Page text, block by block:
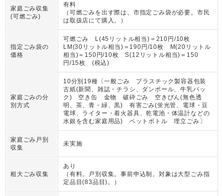
家庭ごみ収集
(可燃ごみ)
有料
（ 可燃ごみを出す際は、市指定ごみ袋が必要。市民
は取扱店にて購入。
）
指定ごみ袋の
価格
可燃ごみ L(45リットル相当)＝210円/10枚
LM(30リットル相当)＝190円/10枚 M(20リットル
相当)＝150円/10枚 S(12リットル相当)＝150
円/15枚 (税込)
家庭ごみの分
別方式
10分別19種〔一般ごみ プラスチック製容器包装
古紙(新聞、雑誌・チラシ、ダンボール、牛乳パッ
ク) 空き缶 金物 破砕ごみ 空きびん(無色透
明、茶、青・緑、黒) 有害ごみ(蛍光管、電球・豆
電球、ライター・着火器具、乾電池・体温計などの
水銀を含む家庭用品) ペットボトル 埋立ごみ〕
家庭ごみ戸別
収集
未実施
粗大ごみ収集
あり
（ 有料。戸別収集。事前申込制。対象は大型ごみ指
定品目(83品目)。
）